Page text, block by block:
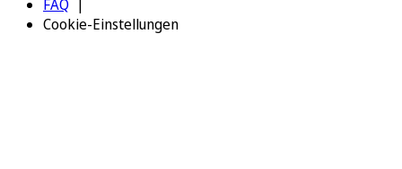
FAQ
Cookie-Einstellungen